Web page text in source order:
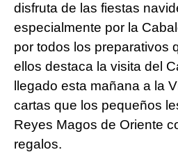
disfruta de las fiestas
especialmente por la
por todos los preparativos
ellos destaca la visita del
llegado esta mañana a la
cartas que los pequeños
Reyes Magos de Oriente
regalos.